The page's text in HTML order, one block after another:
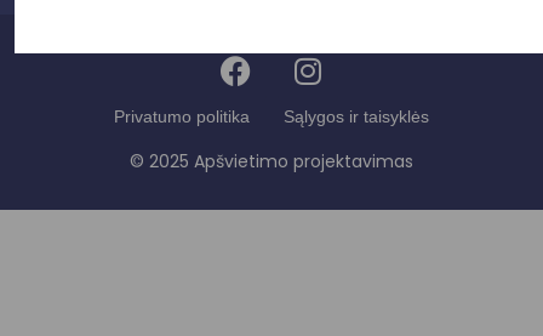
Privatumo politika Sąlygos ir taisyklės
© 2025 Apšvietimo projektavimas